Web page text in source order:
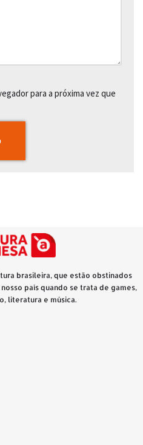
para a próxima vez que
brasileira, que estão obstinados
país quando se trata de games,
literatura e música.